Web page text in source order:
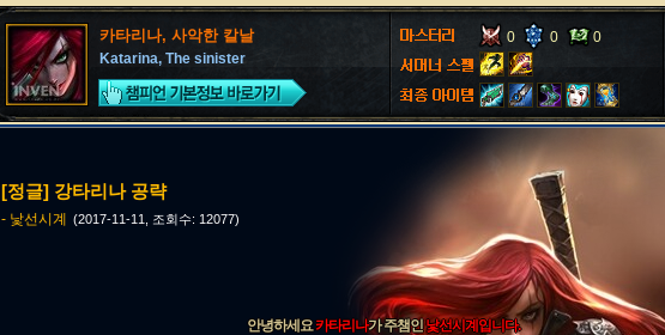
카타리나, 사악한 칼날
Katarina, The sinister
0 0 0
[정글] 강타리나 공략
- 낯선시계 (2017-11-11, 조회수: 12077)
안녕하세요카타리나가 주챔인낯선시계 입니다.